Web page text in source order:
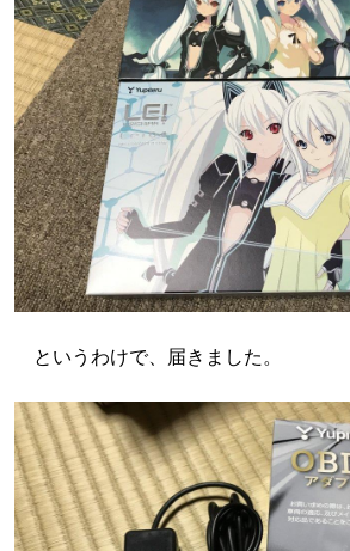
というわけで、届きました。